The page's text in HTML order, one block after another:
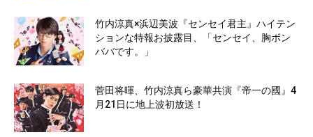
竹内涼真×浜辺美波『センセイ君主』ハイテン
ションな特報お披露目、「センセイ、胸ボン
ババです。」
菅田将暉、竹内涼真ら豪華共演『帝一の國』4
月21日に地上波初放送！